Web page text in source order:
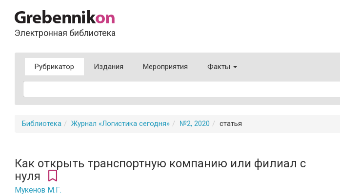
Электронная библиотека
Рубрикатор Издания Мероприятия Факты
Библиотека Журнал «Логистика сегодня» №2, 2020 статья
Как открыть транспортную компанию или филиал с
нуля
Мукенов М.Г.